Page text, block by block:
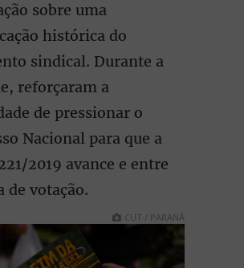
sobre uma
histórica do
sindical. Durante a
reforçaram a
de pressionar o
Nacional para que a
2019 avance e entre
de votação.
CUT / PARANÁ